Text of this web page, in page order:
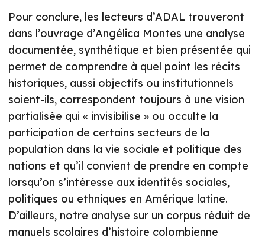
Pour conclure, les lecteurs d’ADAL trouveront
dans l’ouvrage d’Angélica Montes une analyse
documentée, synthétique et bien présentée qui
permet de comprendre à quel point les récits
historiques, aussi objectifs ou institutionnels
soient-ils, correspondent toujours à une vision
partialisée qui « invisibilise » ou occulte la
participation de certains secteurs de la
population dans la vie sociale et politique des
nations et qu’il convient de prendre en compte
lorsqu’on s’intéresse aux identités sociales,
politiques ou ethniques en Amérique latine.
D’ailleurs, notre analyse sur un corpus réduit de
manuels scolaires d’histoire colombienne